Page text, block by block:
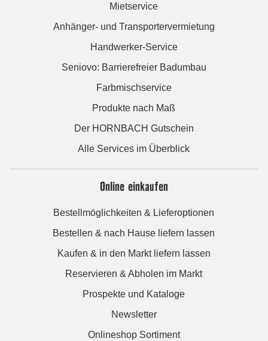
Mietservice
Anhänger- und Transportervermietung
Handwerker-Service
Seniovo: Barrierefreier Badumbau
Farbmischservice
Produkte nach Maß
Der HORNBACH Gutschein
Alle Services im Überblick
Online einkaufen
Bestellmöglichkeiten & Lieferoptionen
Bestellen & nach Hause liefern lassen
Kaufen & in den Markt liefern lassen
Reservieren & Abholen im Markt
Prospekte und Kataloge
Newsletter
Onlineshop Sortiment